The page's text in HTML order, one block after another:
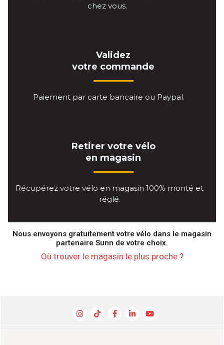
chez vous.
Validez
votre commande
Paiement par carte bancaire ou Paypal.
Retirer votre vélo
en magasin
Récupérez votre vélo en magasin 100% monté et
réglé.
Nous envoyons gratuitement votre vélo dans le magasin
partenaire Sunn de votre choix.
Où trouver le magasin le plus proche ?